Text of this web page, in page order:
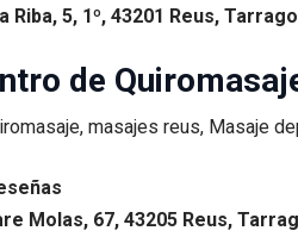
5, 1º, 43201 Reus,
de
Molas, 67, 43205 Reus,